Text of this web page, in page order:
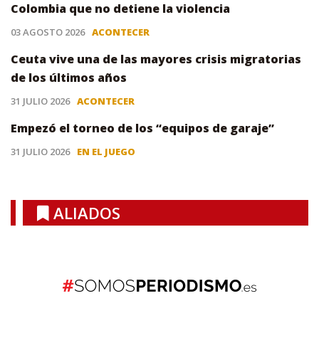
Colombia que no detiene la violencia
03 AGOSTO 2026 ACONTECER
Ceuta vive una de las mayores crisis migratorias
de los últimos años
31 JULIO 2026 ACONTECER
Empezó el torneo de los “equipos de garaje”
31 JULIO 2026 EN EL JUEGO
ALIADOS